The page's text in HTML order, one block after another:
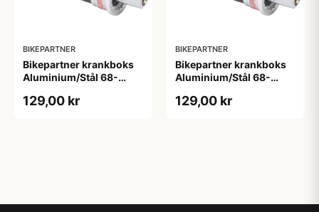
BIKEPARTNER
Bikepartner krankboks
Aluminium/Stål 68-
129,00 kr
BIKEPARTNER
Bikepartner krankboks
Aluminium/Stål 68-
129,00 kr